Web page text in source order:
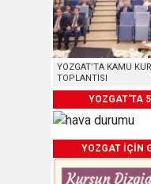
YOZGAT’TA KAMU
TOPLANTISI
YOZGAT'TA
YOZGAT İÇİN